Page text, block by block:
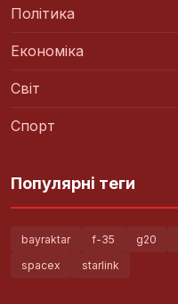
Політика
Економіка
Світ
Спорт
Популярні теги
bayraktar f-35 g20
spacex
starlink